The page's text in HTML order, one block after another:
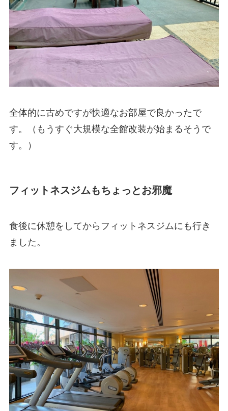
全体的に古めですが快適なお部屋で良かったで
す。（もうすぐ大規模な全館改装が始まるそうで
す。）
フィットネスジムもちょっとお邪魔
食後に休憩をしてからフィットネスジムにも行き
ました。